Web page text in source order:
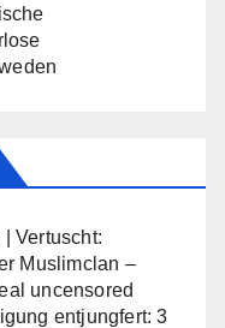
Vertuscht:
Muslimclan –
uncensored
entjungfert: 3